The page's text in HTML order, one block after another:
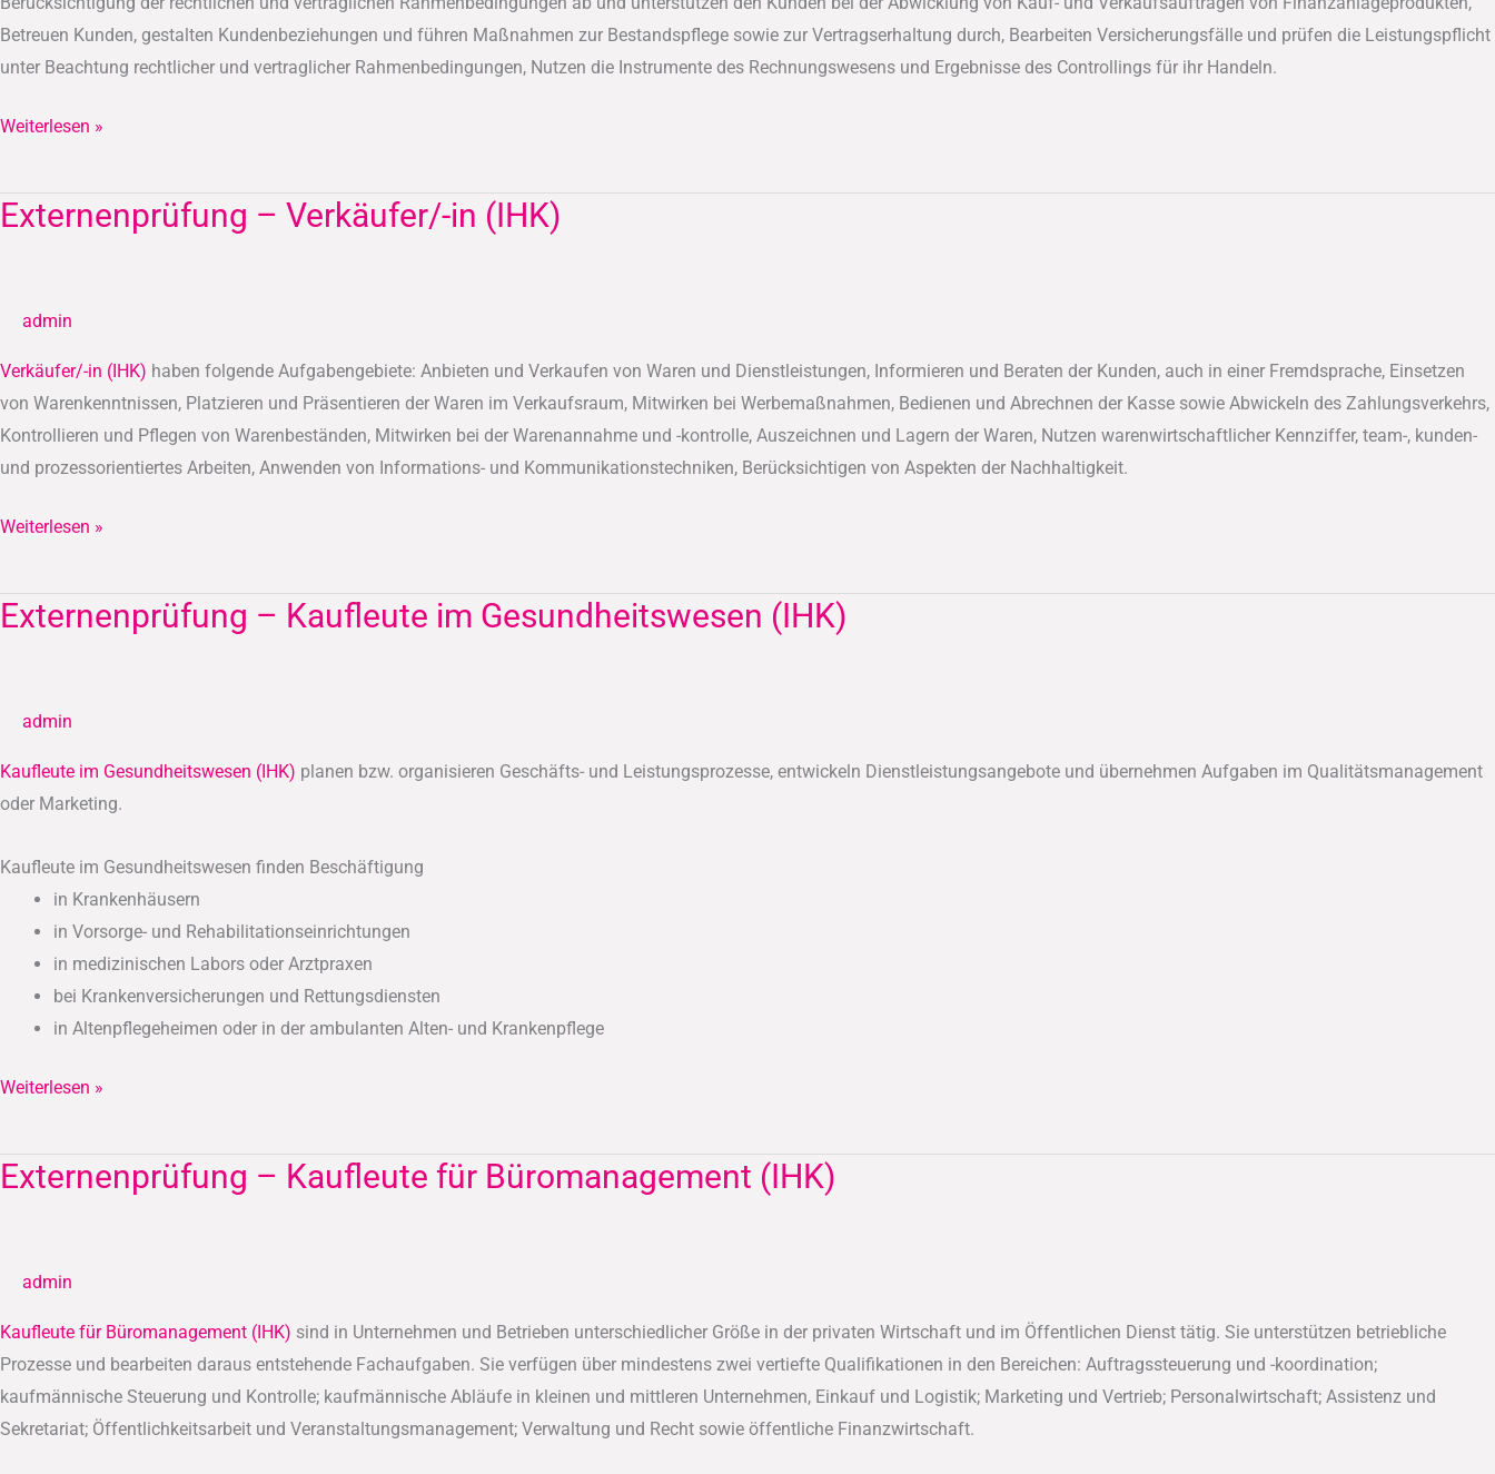
Betreuen Kunden, gestalten Kundenbeziehungen und führen Maßnahmen zur Bestandspflege sowie zur Vertragserhaltung durch, Bearbeiten Versicherungsfälle und prüfen die Leistungspflicht
unter Beachtung rechtlicher und vertraglicher Rahmenbedingungen, Nutzen die Instrumente des Rechnungswesens und Ergebnisse des Controllings für ihr Handeln.
Weiterlesen »
Externenprüfung – Verkäufer/-in (IHK)
admin
Verkäufer/-in (IHK) haben folgende Aufgabengebiete: Anbieten und Verkaufen von Waren und Dienstleistungen, Informieren und Beraten der Kunden, auch in einer Fremdsprache, Einsetzen
von Warenkenntnissen, Platzieren und Präsentieren der Waren im Verkaufsraum, Mitwirken bei Werbemaßnahmen, Bedienen und Abrechnen der Kasse sowie Abwickeln des Zahlungsverkehrs,
Kontrollieren und Pflegen von Warenbeständen, Mitwirken bei der Warenannahme und -kontrolle, Auszeichnen und Lagern der Waren, Nutzen warenwirtschaftlicher Kennziffer, team-, kunden-
und prozessorientiertes Arbeiten, Anwenden von Informations- und Kommunikationstechniken, Berücksichtigen von Aspekten der Nachhaltigkeit.
Externenprüfung
Weiterlesen »
Externenprüfung – Kaufleute im Gesundheitswesen (IHK)
admin
Kaufleute im Gesundheitswesen (IHK) planen bzw. organisieren Geschäfts- und Leistungsprozesse, entwickeln Dienstleistungsangebote und übernehmen Aufgaben im Qualitätsmanagement
oder Marketing.
Kaufleute im Gesundheitswesen finden Beschäftigung
in Krankenhäusern
in Vorsorge- und Rehabilitationseinrichtungen
in medizinischen Labors oder Arztpraxen
bei Krankenversicherungen und Rettungsdiensten
in Altenpflegeheimen oder in der ambulanten Alten- und Krankenpflege
Externenprüfung
(IHK)
Weiterlesen »
Externenprüfung – Kaufleute für Büromanagement (IHK)
admin
Kaufleute für Büromanagement (IHK) sind in Unternehmen und Betrieben unterschiedlicher Größe in der privaten Wirtschaft und im Öffentlichen Dienst tätig. Sie unterstützen betriebliche
Prozesse und bearbeiten daraus entstehende Fachaufgaben. Sie verfügen über mindestens zwei vertiefte Qualifikationen in den Bereichen: Auftragssteuerung und -koordination;
kaufmännische Steuerung und Kontrolle; kaufmännische Abläufe in kleinen und mittleren Unternehmen, Einkauf und Logistik; Marketing und Vertrieb; Personalwirtschaft; Assistenz und
Sekretariat; Öffentlichkeitsarbeit und Veranstaltungsmanagement; Verwaltung und Recht sowie öffentliche Finanzwirtschaft.
Externenprüfung
(IHK)